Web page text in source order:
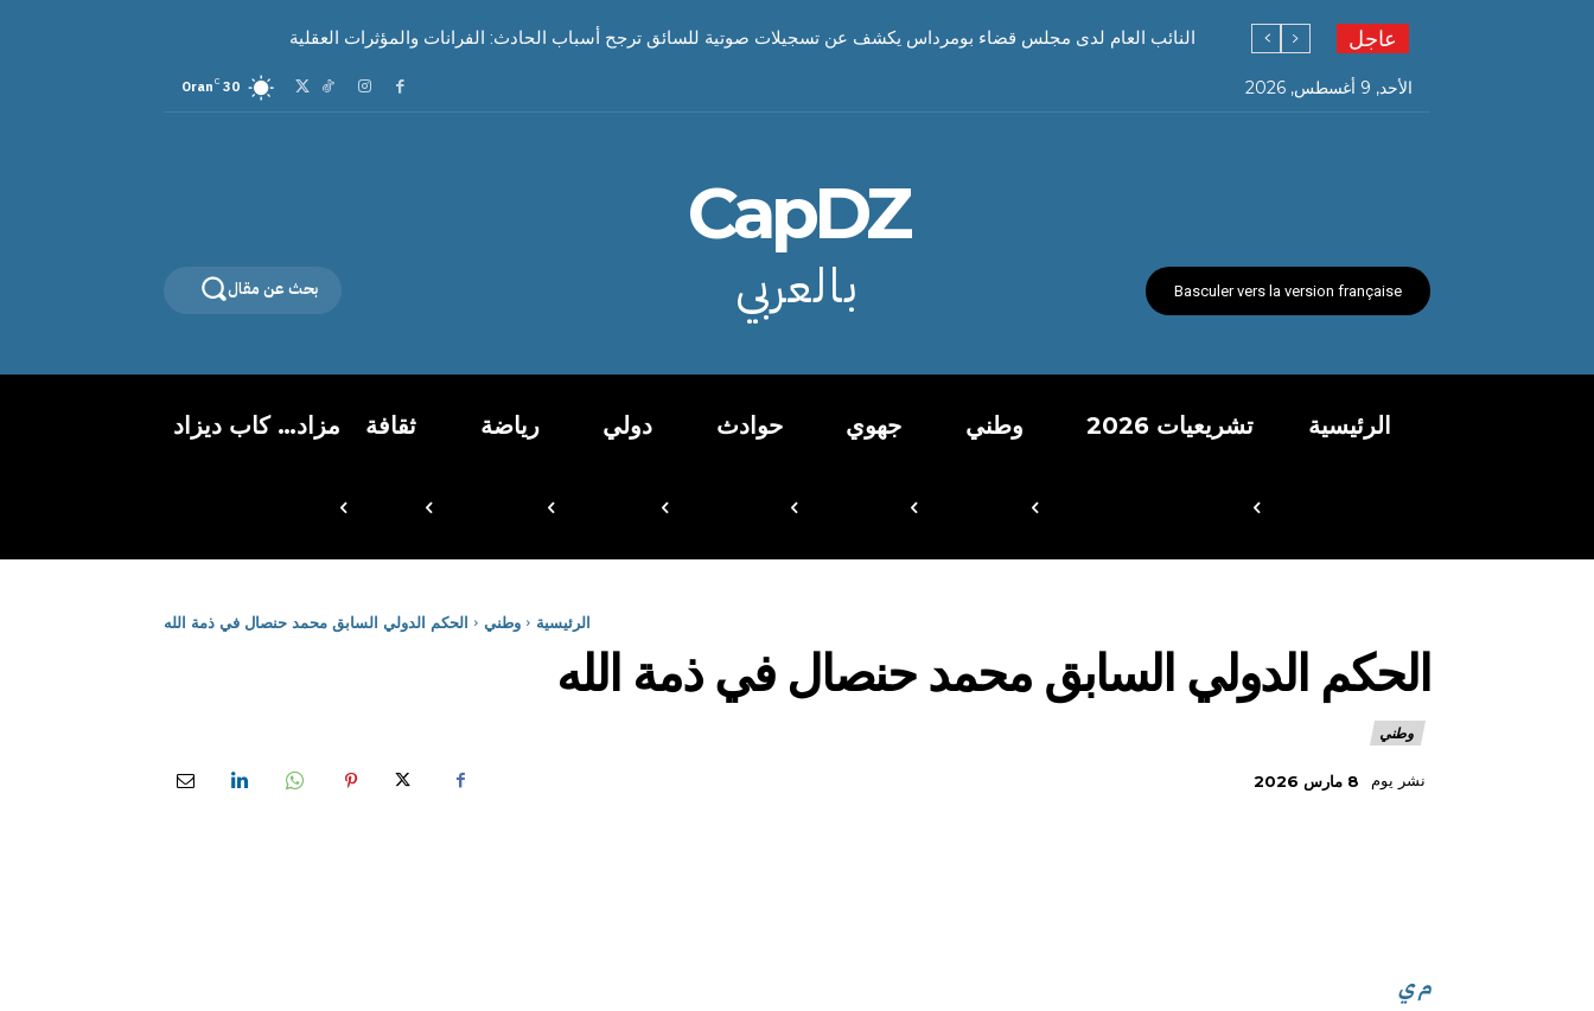
عاجل النائب العام لدى مجلس قضاء بومرداس يكشف عن تسجيلات صوتية للسائق ترجح أسباب الحادث: الفرانات والمؤثرات العقلية
الأحد, 9 أغسطس, 2026 30
C
Oran
Basculer vers la version française
CapDZ
بالعربي بحث عن مقال
الرئيسية تشريعيات 2026 وطني جهوي حوادث دولي رياضة ثقافة مزاد… كاب ديزاد
الرئيسية وطني الحكم الدولي السابق محمد حنصال في ذمة الله
الحكم الدولي السابق محمد حنصال في ذمة الله
وطني
نشر يوم 8 مارس 2026
م ي